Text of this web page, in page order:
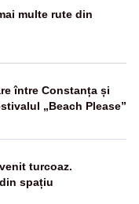
multe rute din
între Constanța și
„Beach Please”
turcoaz.
spațiu